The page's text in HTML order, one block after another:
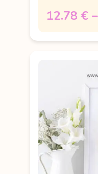
12.78 € –